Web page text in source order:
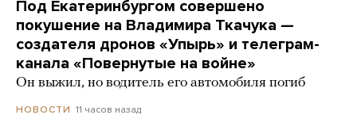
Под Екатеринбургом совершено
покушение на Владимира Ткачука —
создателя дронов «Упырь» и телеграм-
канала «Повернутые на войне»
Он выжил, но водитель его автомобиля погиб
НОВОСТИ 11 часов назад